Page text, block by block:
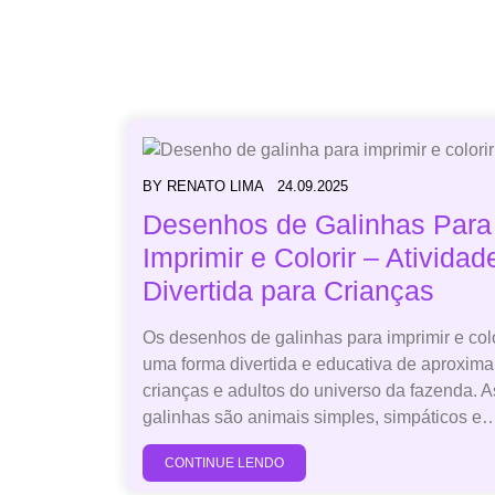
BY RENATO LIMA 24.09.2025
Desenhos de Galinhas Para
Imprimir e Colorir –
Divertida para Crianças
Os desenhos de galinhas para imprimir e
uma forma divertida e educativa de
crianças e adultos do universo da fazenda.
galinhas são animais simples, simpáticos
CONTINUE LENDO